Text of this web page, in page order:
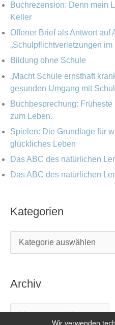
n
a
c
Buchrezension: Denn mein
Keller
Offener Brief als Antwort auf
„Schulpflichtverletzungen
Bildung ohne Schule
„Macht Schule ernsthaft
gesunden Umgang mit
Buchbesprechung:
zum Leben.
Spielen: Die Grundlage für
glückliches Leben
Das ABC des natürlichen
Das ABC des natürlichen
Kategorien
i
e
n
Archiv
Wir verwenden